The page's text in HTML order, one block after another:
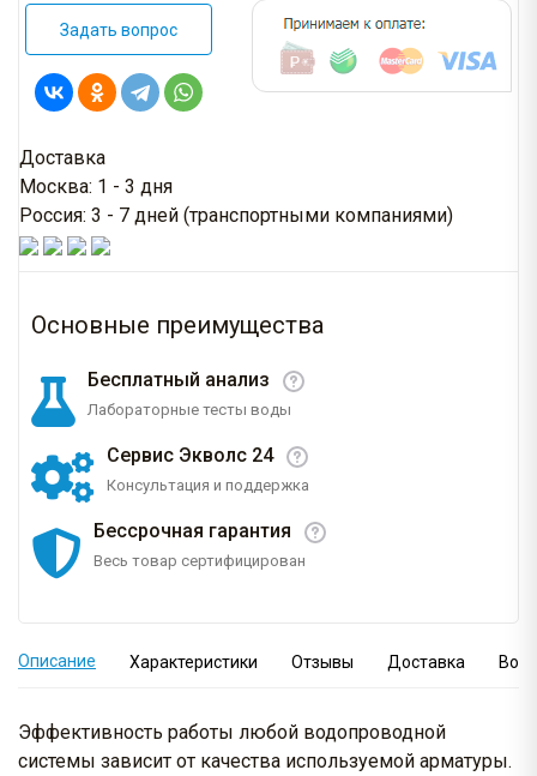
Задать вопрос
Доставка
Москва: 1 - 3 дня
Россия: 3 - 7 дней (транспортными компаниями)
Основные преимущества
Бесплатный анализ
Лабораторные тесты воды
Сервис Экволс 24
Консультация и поддержка
Бессрочная гарантия
Весь товар сертифицирован
Описание Характеристики Отзывы Доставка
Эффективность работы любой водопроводной
системы зависит от качества используемой арматуры.